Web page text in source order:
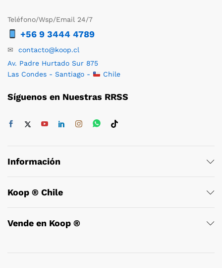
Teléfono/Wsp/Email 24/7
+56 9 3444 4789
✉ contacto@koop.cl
Av. Padre Hurtado Sur 875
Las Condes - Santiago -
Chile
Síguenos en Nuestras RRSS
Información
Koop ® Chile
Vende en Koop ®